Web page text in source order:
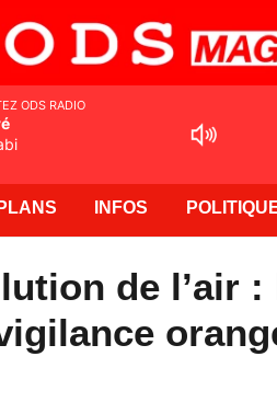
INFOS
de l’air :
ODS RADIO